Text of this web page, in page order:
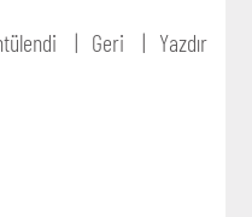
Geri Yazdır